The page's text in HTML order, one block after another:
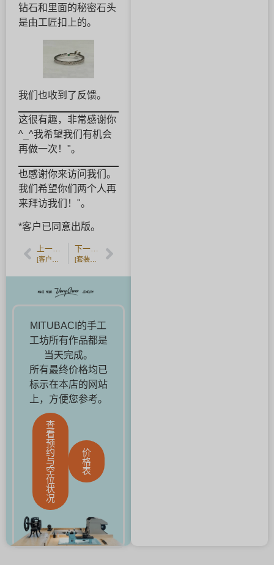
钻石和里面的秘密石头
是由工匠扣上的。
我们也收到了反馈。
这很有趣，非常感谢你
^_^我希望我们有机会
再做一次！"。
也感谢你来访问我们。
我们希望你们两个人再
来拜访我们！"。
*客户已同意出版。
上一篇文章 下一篇文章
MITUBACI的手工
工坊所有作品都是
当天完成。
所有最终价格均已
标示在本店的网站
上，方便您参考。
查
看
预
约
与
空
位
状
况
价
格
表